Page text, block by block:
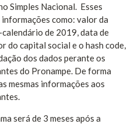
Simples Nacional. Esses
como: valor da
de 2019, data de
do capital social e o hash code,
dos dados perante os
do Pronampe. De forma
mesmas informações aos
será de 3 meses após a